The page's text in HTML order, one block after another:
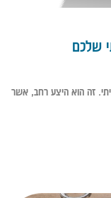
זה הוא היצע רחב, אשר